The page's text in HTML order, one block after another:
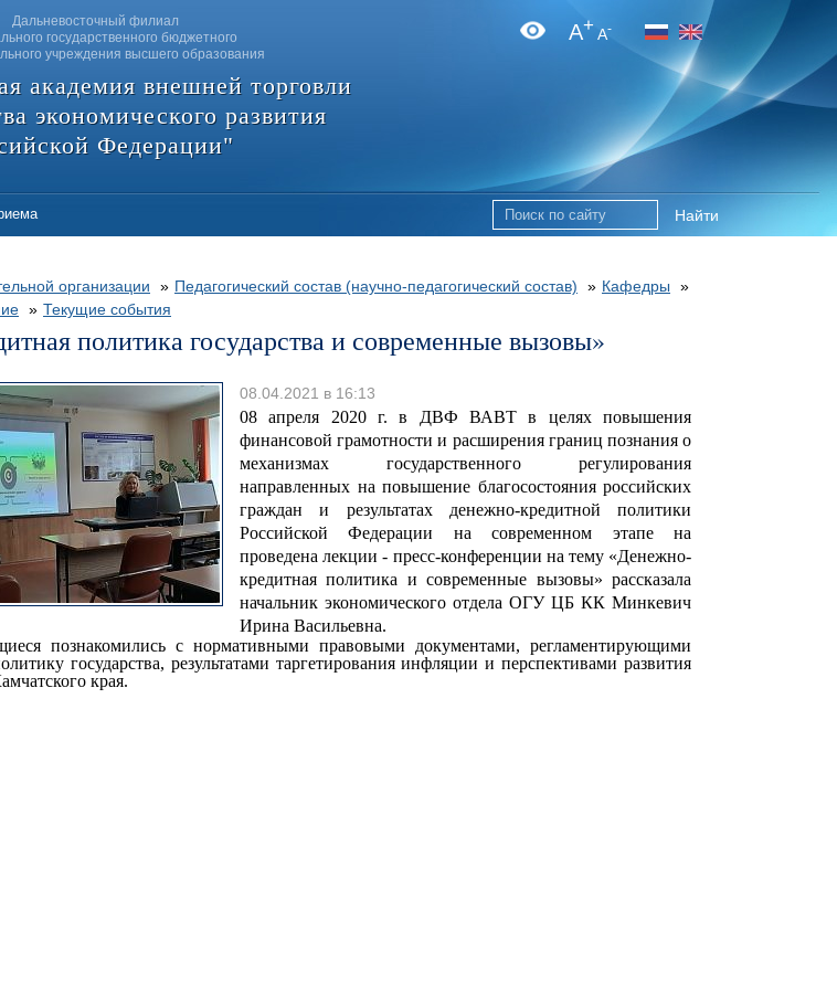
Дальневосточный филиал
государственного бюджетного
учреждения высшего образования
академия внешней торговли
экономического развития
Федерации"
Найти
A+A-
организации » Педагогический состав (научно-педагогический состав) » Кафедры
»
» Текущие события
политика государства и современные вызовы»
08.04.2021 в 16:13
08 апреля 2020 г. в ДВФ ВАВТ в целях повышения
финансовой грамотности и расширения границ познания о
механизмах государственного регулирования
направленных на повышение благосостояния российских
граждан и результатах денежно-кредитной политики
Российской Федерации на современном этапе на
проведена лекции - пресс-конференции на тему «Денежно-
кредитная политика и современные вызовы» рассказала
начальник экономического отдела ОГУ ЦБ КК Минкевич
Ирина Васильевна.
познакомились с нормативными правовыми документами, регламентирующими
государства, результатами таргетирования инфляции и перспективами развития
края.